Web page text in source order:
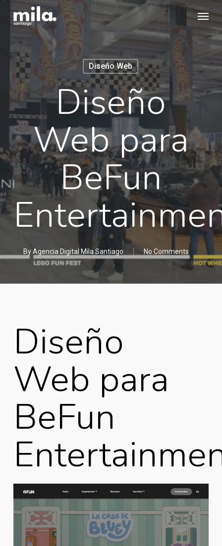
content
Menu
Diseño Web
Diseño
Web para
BeFun
ByAgencia Digital Mila Santiago No Comments
Diseño
Web para
BeFun